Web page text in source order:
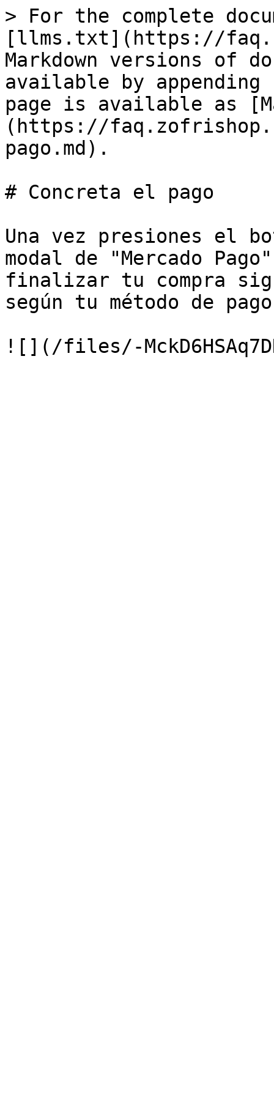
> For the complete
[llms.txt](https://
Markdown versions of
available by
page is available as
(https://
pago.md).
# Concreta el pago
Una vez presiones el
modal de "Mercado
finalizar tu compra
según tu método de